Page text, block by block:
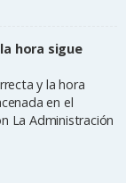
hora sigue
y la hora
en el
La Administración